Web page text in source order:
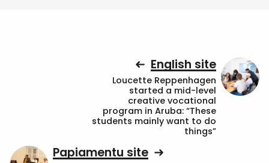
English site
Loucette Reppenhagen
started a mid-level
creative vocational
program in Aruba: “These
students mainly want to do
things”
Papiamentu site